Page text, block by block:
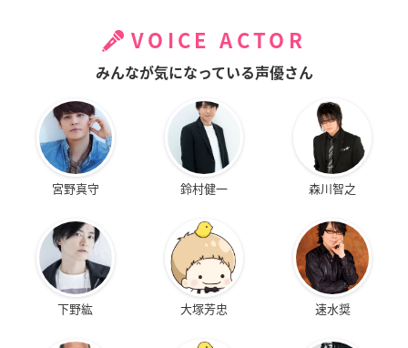
VOICE ACTOR
みんなが気になっている声優さん
宮野真守 鈴村健一 森川智之
下野紘 大塚芳忠 速水奨